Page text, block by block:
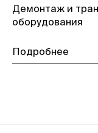
Демонтаж и
оборудования
Подробнее